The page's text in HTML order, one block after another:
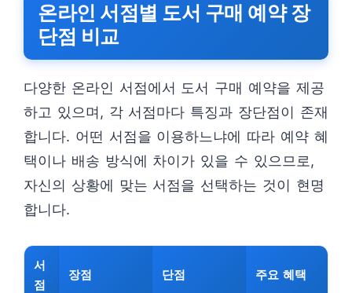
온라인 서점별 도서 구매 예약 장
단점 비교
다양한 온라인 서점에서 도서 구매 예약을 제공
하고 있으며, 각 서점마다 특징과 장단점이 존재
합니다. 어떤 서점을 이용하느냐에 따라 예약 혜
택이나 배송 방식에 차이가 있을 수 있으므로,
자신의 상황에 맞는 서점을 선택하는 것이 현명
합니다.
서
점
장점 단점 주요 혜택